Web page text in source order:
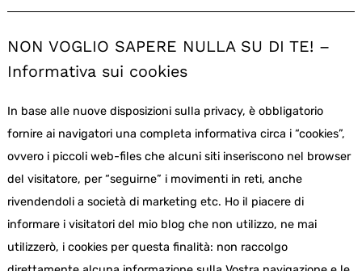
NON VOGLIO SAPERE NULLA SU DI TE! –
Informativa sui cookies
In base alle nuove disposizioni sulla privacy, è obbligatorio
fornire ai navigatori una completa informativa circa i “cookies”,
ovvero i piccoli web-files che alcuni siti inseriscono nel browser
del visitatore, per “seguirne” i movimenti in reti, anche
rivendendoli a società di marketing etc. Ho il piacere di
informare i visitatori del mio blog che non utilizzo, ne mai
utilizzerò, i cookies per questa finalità: non raccolgo